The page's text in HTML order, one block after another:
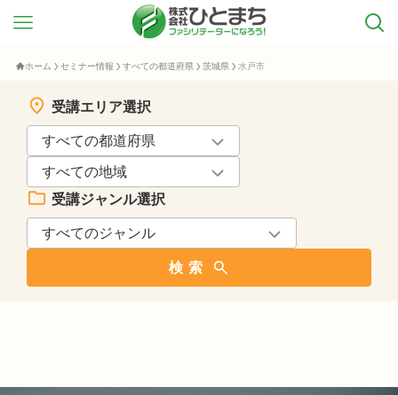
ホーム セミナー情報 すべての都道府県 茨城県 水戸市
受講エリア選択
受講ジャンル選択
検索